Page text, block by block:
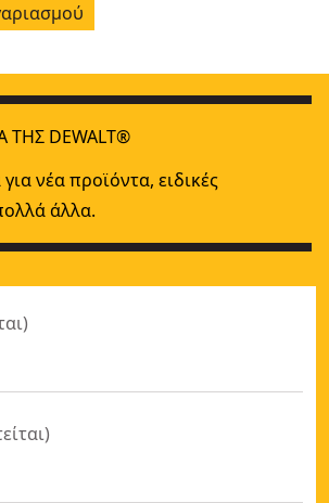
ΤΗΣ DEWALT®
νέα προϊόντα, ειδικές
άλλα.
)
)